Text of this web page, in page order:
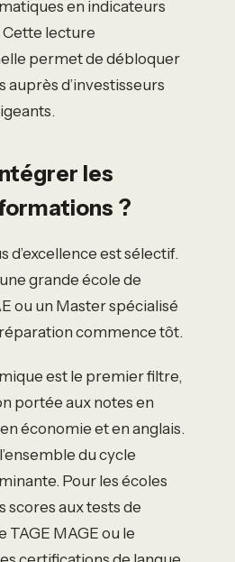
en indicateurs
lecture
permet de débloquer
auprès d’investisseurs
les
?
d’excellence est sélectif.
grande école de
ou un Master spécialisé
commence tôt.
est le premier filtre,
portée aux notes en
économie et en anglais.
du cycle
Pour les écoles
scores aux tests de
TAGE MAGE ou le